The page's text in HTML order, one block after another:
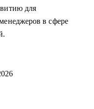
для
в сфере